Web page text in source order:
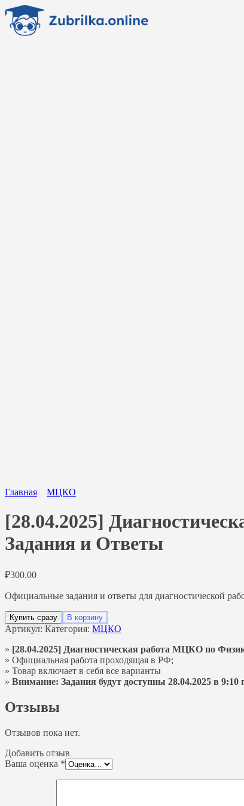
Перейти
содержанию
Главная МЦКО
[28.04.2025]
Задания и Ответы
₽300.00
Официальные задания и ответы для диагностической
Купить сразу В корзину
Артикул: Категория: МЦКО
» [28.04.2025] Диагностическая работа МЦКО по
» Официальная работа проходящая в РФ;
» Товар включает в себя все варианты
» Внимание: Задания будут доступны 28.04.2025 в 9:10
Отзывы
Отзывов пока нет.
Добавить отзыв
Ваша оценка *